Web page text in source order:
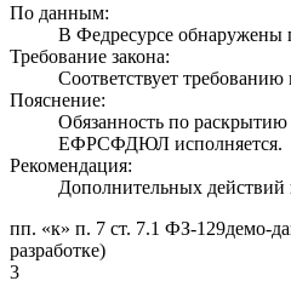
По данным:
В Федресурсе обнаружены
Требование закона:
Соответствует
Пояснение:
Обязанность по
ЕФРСФДЮЛ исполняется.
Рекомендация:
Дополнительных действий
пп. «к» п. 7 ст. 7.1 ФЗ-129демо-
разработке)
3